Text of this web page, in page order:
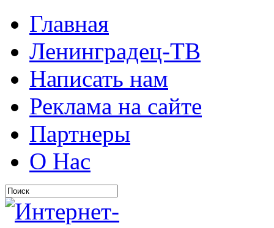
Главная
Ленинградец-ТВ
Написать нам
Реклама на сайте
Партнеры
О Нас